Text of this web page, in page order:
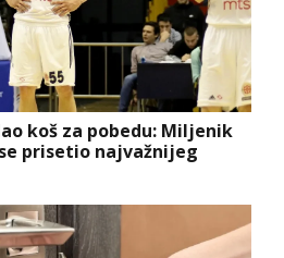
koš za pobedu: Miljenik
prisetio najvažnijeg